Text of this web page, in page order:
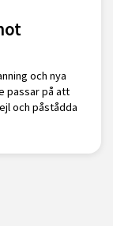
och nya
passar på att
och påstådda